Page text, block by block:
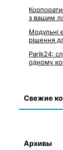
з вашим
Модульні
рішення
Parik24:
одному
Свежие
Архивы